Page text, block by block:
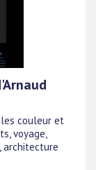
couleur et
voyage,
architecture